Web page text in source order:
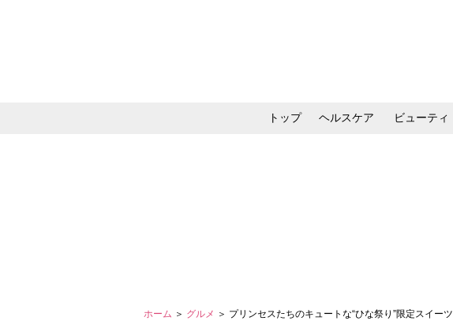
トップ ヘルスケア ビューティ
ホーム ＞ グルメ ＞ プリンセスたちのキュートな“ひな祭り”限定スイーツ